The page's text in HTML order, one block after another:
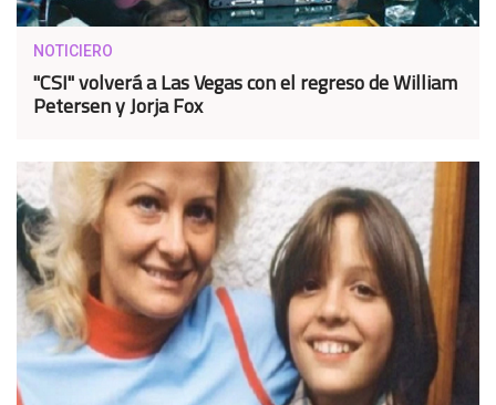
NOTICIERO
"CSI" volverá a Las Vegas con el regreso de William
Petersen y Jorja Fox